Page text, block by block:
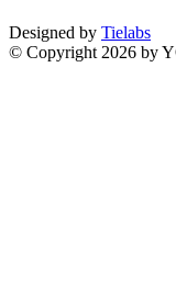
Designed by Tielabs
© Copyright 2026 by